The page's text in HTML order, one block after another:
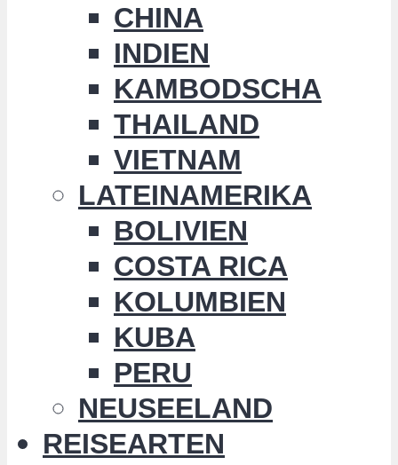
CHINA
INDIEN
KAMBODSCHA
THAILAND
VIETNAM
LATEINAMERIKA
BOLIVIEN
COSTA RICA
KOLUMBIEN
KUBA
PERU
NEUSEELAND
REISEARTEN